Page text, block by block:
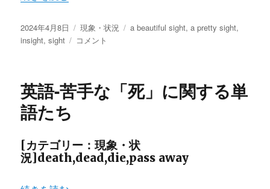
投
稿
2024年4月8日
カ
テ
現象・状況
タ
a beautiful sight,a pretty sight,
insight,sight
英
sight
に
コメント
英語-苦手な「死」に関する単
語たち
[カテゴリー：現象・状
況]death,dead,die,pass away